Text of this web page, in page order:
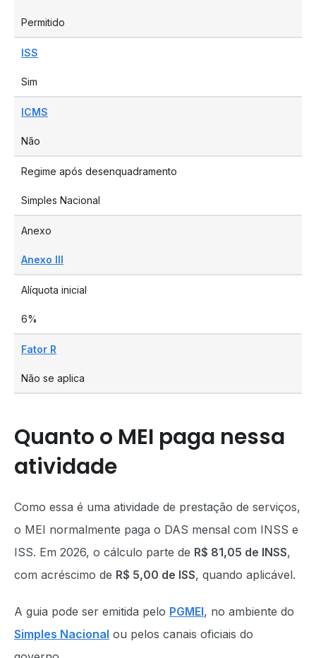
Permitido
ISS
Sim
ICMS
Não
Regime após desenquadramento
Simples Nacional
Anexo
Anexo III
Alíquota inicial
6%
Fator R
Não se aplica
Quanto o MEI paga nessa
atividade
Como essa é uma atividade de prestação de serviços,
o MEI normalmente paga o DAS mensal com INSS e
ISS. Em 2026, o cálculo parte de R$ 81,05 de INSS,
com acréscimo de R$ 5,00 de ISS, quando aplicável.
A guia pode ser emitida pelo PGMEI, no ambiente do
Simples Nacional ou pelos canais oficiais do